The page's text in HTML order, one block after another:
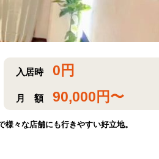
入居時 0 円
月 額 90,000 円〜
々な店舗にも行きやすい好立地。